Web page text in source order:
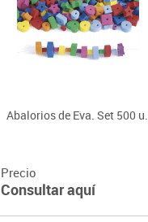
Abalorios de Eva. Set 500 u.
Precio
Consultar aquí